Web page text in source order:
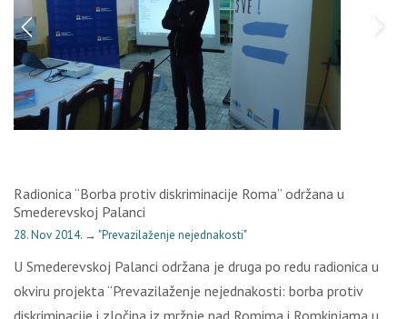
Radionica “Borba protiv diskriminacije Roma” održana u
Smederevskoj Palanci
28. Nov 2014. → "Prevazilaženje nejednakosti"
U Smederevskoj Palanci održana je druga po redu radionica u
okviru projekta “Prevazilaženje nejednakosti: borba protiv
diskriminacije i zločina iz mržnje nad Romima i Romkinjama u